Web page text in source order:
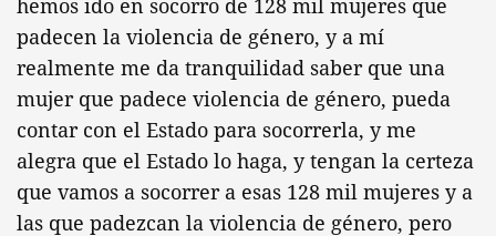
hemos ido en socorro de 128 mil mujeres que
padecen la violencia de género, y a mí
realmente me da tranquilidad saber que una
mujer que padece violencia de género, pueda
contar con el Estado para socorrerla, y me
alegra que el Estado lo haga, y tengan la certeza
que vamos a socorrer a esas 128 mil mujeres y a
las que padezcan la violencia de género, pero